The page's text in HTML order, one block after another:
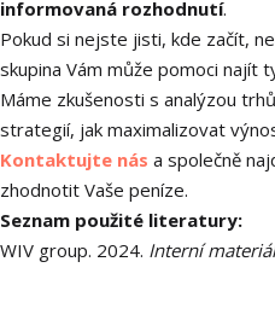
informovaná rozhodnutí.
Pokud si nejste jisti, kde začít,
skupina Vám může pomoci najít
Máme zkušenosti s analýzou
strategií, jak maximalizovat
Kontaktujte nás a společně
zhodnotit Vaše peníze.
Seznam použité literatury:
WIV group. 2024. Interní materiál